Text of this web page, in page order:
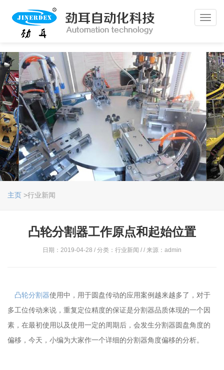
主页 >行业新闻
凸轮分割器工作原点和起始位置
日期：2019-04-28 / 分类：行业新闻 / / 来源：admin
凸轮分割器使用中，用于圆盘传动的应用案例越来越多了，对于
多工位传动来说，重复定位精度的保证是分割器品质体现的一个因
素，在最初使用以及使用一定的周期后，会发生分割器圆盘角度的
偏移，今天，小编为大家作一个详细的分割器角度偏移的分析。